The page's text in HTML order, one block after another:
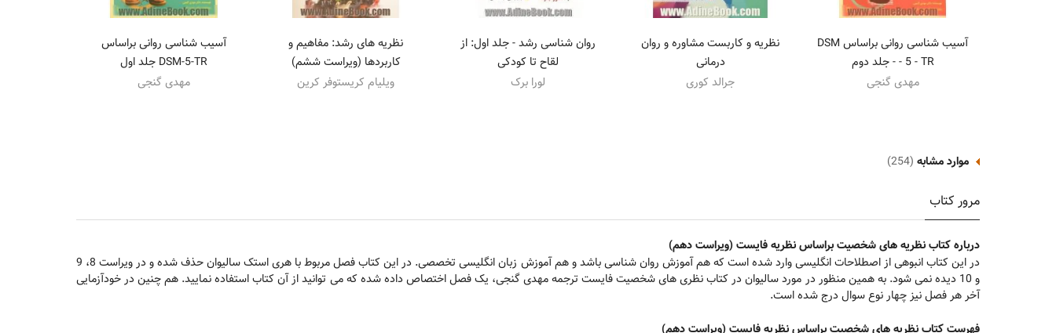
آسیب شناسی روانی براساس DSM
- 5 - TR - جلد دوم
مهدی گنجی
نظریه و کاربست مشاوره و روان
درمانی
جرالد کوری
روان شناسی رشد - جلد اول: از
لقاح تا کودکی
لورا برک
نظریه های رشد: مفاهیم و
کاربردها (ویراست ششم)
ویلیام کریستوفر کرین
آسیب شناسی روانی براساس
DSM-5-TR جلد اول
مهدی گنجی
موارد مشابه (254)
مرور کتاب
درباره کتاب نظریه های شخصیت براساس نظریه فایست (ویراست دهم)
در این کتاب انبوهی از اصطلاحات انگلیسی وارد شده است که هم آموزش روان شناسی باشد و هم آموزش زبان انگلیسی تخصصی. در این کتاب فصل مربوط با هری استک سالیوان حذف شده و در ویراست 8، 9
و 10 دیده نمی شود. به همین منظور در مورد سالیوان در کتاب نظری های شخصیت فایست ترجمه مهدی گنجی، یک فصل اختصاص داده شده که می توانید از آن کتاب استفاده نمایید. هم چنین در خودآزمایی
آخر هر فصل نیز چهار نوع سوال درج شده است.
فهرست کتاب نظریه های شخصیت براساس نظریه فایست (ویراست دهم)